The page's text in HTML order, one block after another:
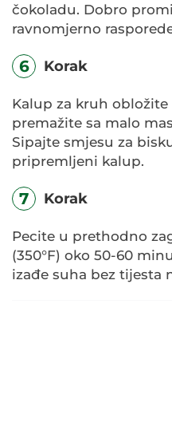
čokoladu. Dobro
ravnomjerno
6 Korak
Kalup za kruh
premažite sa malo
Sipajte smjesu za
pripremljeni kalup.
7 Korak
Pecite u prethodno
(350°F) oko 50-60
izađe suha bez tijesta